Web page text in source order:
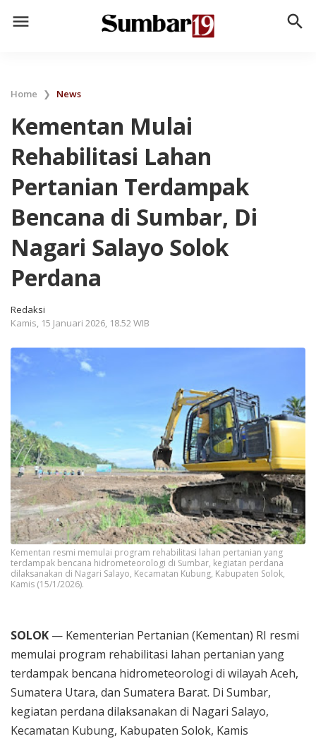
menu search
Home ❯ News
Kementan Mulai
Rehabilitasi Lahan
Pertanian Terdampak
Bencana di Sumbar, Di
Nagari Salayo Solok
Perdana
Redaksi
Kamis, 15 Januari 2026, 18.52 WIB
Kementan resmi memulai program rehabilitasi lahan pertanian yang
terdampak bencana hidrometeorologi di Sumbar, kegiatan perdana
dilaksanakan di Nagari Salayo, Kecamatan Kubung, Kabupaten Solok,
Kamis (15/1/2026).
SOLOK — Kementerian Pertanian (Kementan) RI resmi
memulai program rehabilitasi lahan pertanian yang
terdampak bencana hidrometeorologi di wilayah Aceh,
Sumatera Utara, dan Sumatera Barat. Di Sumbar,
kegiatan perdana dilaksanakan di Nagari Salayo,
Kecamatan Kubung, Kabupaten Solok, Kamis